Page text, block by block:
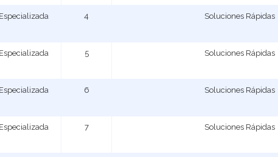
Especializada 4 Soluciones Rápidas
Especializada 5 Soluciones Rápidas
Especializada 6 Soluciones Rápidas
Especializada 7 Soluciones Rápidas